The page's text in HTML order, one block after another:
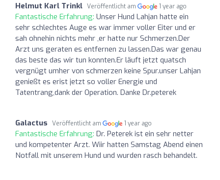
Helmut Karl Trinkl Veröffentlicht am 1 year ago
Fantastische Erfahrung: Unser Hund Lahjan hatte ein
sehr schlechtes Auge es war immer voller Eiter und er
sah ohnehin nichts mehr ,er hatte nur Schmerzen.Der
Arzt uns geraten es entfernen zu lassen.Das war genau
das beste das wir tun konnten.Er läuft jetzt quatsch
vergnügt umher von schmerzen keine Spur.unser Lahjan
genießt es erist jetzt so voller Energie und
Tatentrang,dank der Operation. Danke Dr.peterek
Galactus Veröffentlicht am 1 year ago
Fantastische Erfahrung: Dr. Peterek ist ein sehr netter
und kompetenter Arzt. Wiir hatten Samstag Abend einen
Notfall mit unserem Hund und wurden rasch behandelt.